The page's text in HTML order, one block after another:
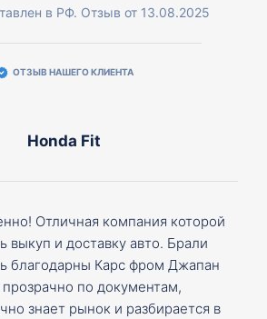
в РФ. Отзыв от 13.08.2025
ОТЗЫВ НАШЕГО КЛИЕНТА
Honda Fit
Отличная компания которой
выкуп и доставку авто. Брали
благодарны Карс фром Джапан
по документам,
знает рынок и разбирается в